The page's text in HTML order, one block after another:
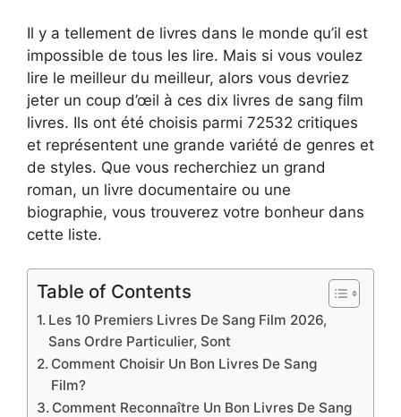
Il y a tellement de livres dans le monde qu’il est
impossible de tous les lire. Mais si vous voulez
lire le meilleur du meilleur, alors vous devriez
jeter un coup d’œil à ces dix livres de sang film
livres. Ils ont été choisis parmi 72532 critiques
et représentent une grande variété de genres et
de styles. Que vous recherchiez un grand
roman, un livre documentaire ou une
biographie, vous trouverez votre bonheur dans
cette liste.
Table of Contents
Les 10 Premiers Livres De Sang Film 2026,
Sans Ordre Particulier, Sont
Comment Choisir Un Bon Livres De Sang
Film?
Comment Reconnaître Un Bon Livres De Sang